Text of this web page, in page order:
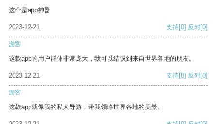
这个是app神器
2023-12-21 支持[0] 反对[0]
游客
这款app的用户群体非常庞大，我可以结识到来自世界各地的朋友。
2023-12-21 支持[0] 反对[0]
游客
这款app就像我的私人导游，带我领略世界各地的美景。